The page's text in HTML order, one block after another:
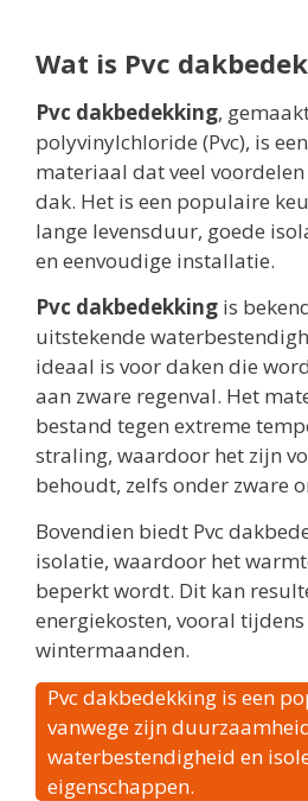
Wat is Pvc
Pvc dakbedekking,
polyvinylchloride (Pvc), is
materiaal dat veel
dak. Het is een populaire
lange levensduur, goede
en eenvoudige installatie.
Pvc dakbedekking is
uitstekende
ideaal is voor daken die
aan zware regenval. Het
bestand tegen extreme
straling, waardoor het zijn
behoudt, zelfs onder zware
Bovendien biedt Pvc
isolatie, waardoor het
beperkt wordt. Dit kan
energiekosten, vooral
wintermaanden.
Pvc dakbedekking is een
vanwege zijn
waterbestendigheid en
eigenschappen.